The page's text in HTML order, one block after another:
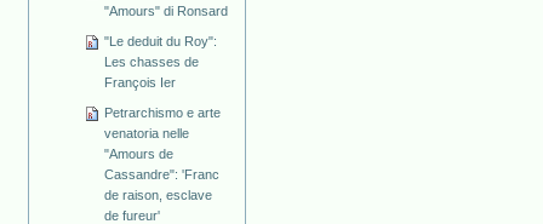
"Amours" di Ronsard
"Le deduit du Roy":
Les chasses de
François Ier
Petrarchismo e arte
venatoria nelle
"Amours de
Cassandre": 'Franc
de raison, esclave
de fureur'